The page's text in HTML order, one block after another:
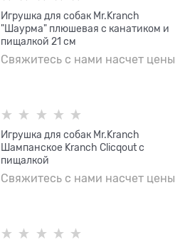
Игрушка для собак Mr.Kranch
"Шаурма" плюшевая с канатиком и
пищалкой 21 см
Свяжитесь с нами насчет цены
Игрушка для собак Mr.Kranch
Шампанское Kranch Clicqout с
пищалкой
Свяжитесь с нами насчет цены